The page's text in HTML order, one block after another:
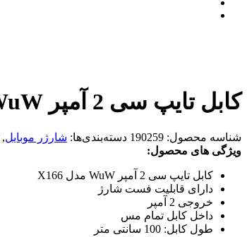
کابل تایپ سی 2 آمپر WuW مدل X166
شناسه محصول: 190259 دسته‌بندی‌ها: شارژر موبایل,
ویژگی های محصول:
کابل تایپ سی 2 آمپر WuW مدل X166
دارای قابلیت فست شارژ
خروجی 2 آمپر
داخل کابل تمام مس
طول کابل: 100 سانتی متر